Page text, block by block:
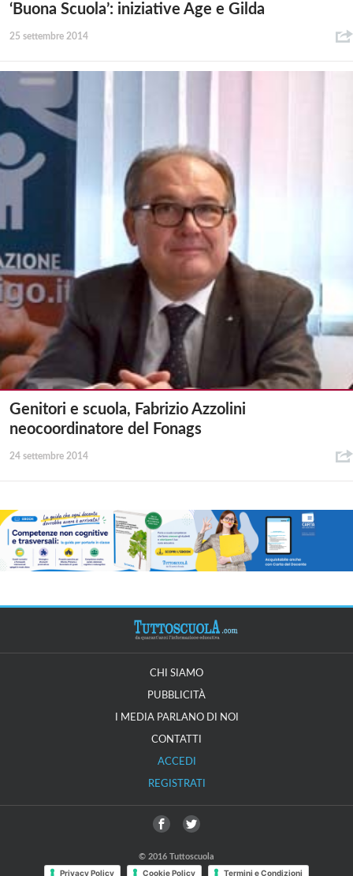
‘Buona Scuola’: iniziative Age e Gilda
25 settembre 2014
Genitori e scuola, Fabrizio Azzolini
neocoordinatore del Fonags
24 settembre 2014
CHI SIAMO
PUBBLICITÀ
I MEDIA PARLANO DI NOI
CONTATTI
ACCEDI
REGISTRATI
© 2016 Tuttoscuola
Privacy Policy Cookie Policy Termini e Condizioni